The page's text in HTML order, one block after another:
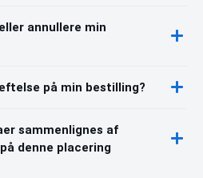
annullere min
på min bestilling?
sammenlignes af
denne placering